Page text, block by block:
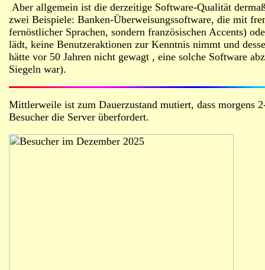
Aber allgemein ist die derzeitige Software-Qualität
zwei Beispiele: Banken-Überweisungssoftware, die mit
fernöstlicher Sprachen, sondern französischen Accents)
lädt, keine Benutzeraktionen zur Kenntnis nimmt und
hätte vor 50 Jahren nicht gewagt , eine solche Software
Siegeln war).
Mittlerweile ist zum Dauerzustand mutiert, dass morgens
Besucher die Server überfordert.